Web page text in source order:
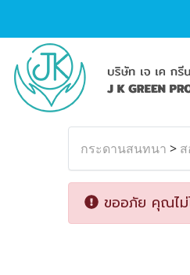
กระดานสนทนา >
ขออภัย คุณไม่